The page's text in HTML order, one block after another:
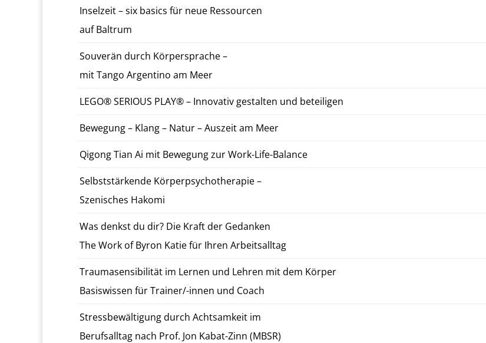
In­selzeit – six basics für neue Ressourcen
auf Bal­trum
Sou­verän durch Kör­per­sprache –
mit Tango Ar­genti­no am Meer
LEGO® SE­RI­OUS PLAY® – In­no­va­tiv gestal­ten und beteili­gen
Be­we­gung – Klang – Natur – Auszeit am Meer
Qigong Tian Ai mit Be­we­gung zur Work-Life-Bal­ance
Selb­st­stärk­ende Kör­perpsy­chother­a­pie –
Szenis­ches Hakomi
Was denkst du dir? Die Kraft der Gedanken
The Work of Byron Katie für Ihren Ar­beit­sall­t­ag
Trau­masen­si­bil­ität im Lernen und Lehren mit dem Körper
Ba­siswis­sen für Train­er/-in­nen und Coach
Stress­be­wäl­ti­gung durch Acht­samkeit im
Beruf­sall­t­ag nach Prof. Jon Ka­bat-Zinn (MBSR)